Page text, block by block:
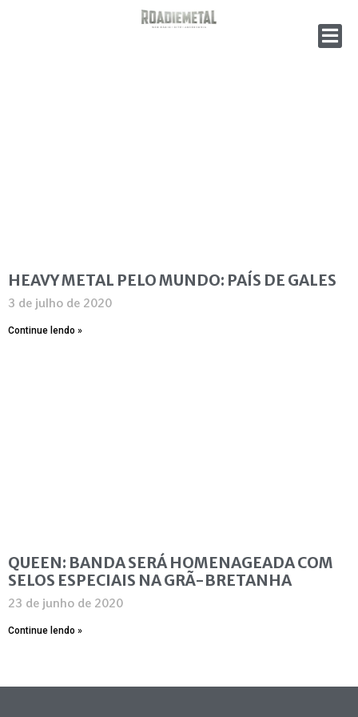
HEAVY METAL PELO MUNDO: PAÍS DE GALES
3 de julho de 2020
Continue lendo »
QUEEN: BANDA SERÁ HOMENAGEADA COM
SELOS ESPECIAIS NA GRÃ-BRETANHA
23 de junho de 2020
Continue lendo »